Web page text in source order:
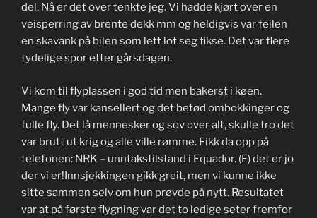
del. Nå er det over tenkte jeg. Vi hadde kjørt over en
veisperring av brente dekk mm og heldigvis var feilen
en skavank på bilen som lett lot seg fikse. Det var flere
tydelige spor etter gårsdagen.
Vi kom til flyplassen i god tid men bakerst i køen.
Mange fly var kansellert og det betød ombokkinger og
fulle fly. Det lå mennesker og sov over alt, skulle tro det
var brutt ut krig og alle ville rømme. Fikk da opp på
telefonen: NRK – unntakstilstand i Equador. (F) det er jo
der vi er!Innsjekkingen gikk greit, men vi kunne ikke
sitte sammen selv om hun prøvde på nytt. Resultatet
var at på første flygning var det to ledige seter fremfor